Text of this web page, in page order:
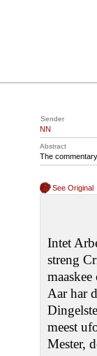
Spring navigation
Sender
NN
Abstract
The
See Original
Intet
streng
Aar har
meest
Mester,